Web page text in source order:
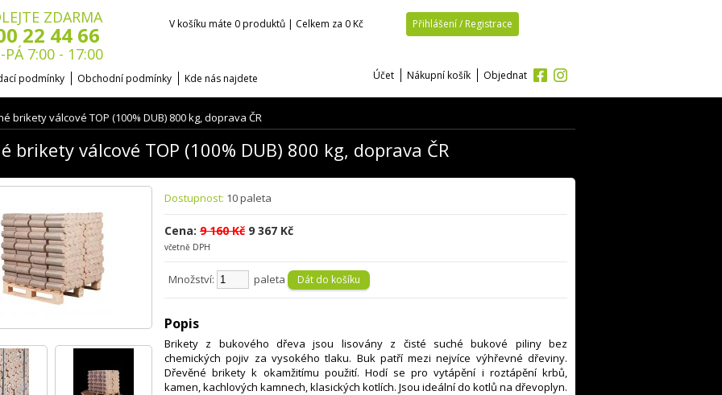
ZDARMA
22 44 66
PÁ 7:00 - 17:00
V košíku máte 0 produktů | Celkem za 0 Kč Přihlášení / Registrace
podmínky Obchodní podmínky Kde nás najdete Účet Nákupní košík Objednat
brikety válcové TOP (100% DUB) 800 kg, doprava ČR
brikety válcové TOP (100% DUB) 800 kg, doprava ČR
Dostupnost: 10 paleta
Cena: 9 160 Kč 9 367 Kč
včetně DPH
Množství: paleta
Popis
Brikety z bukového dřeva jsou lisovány z čisté suché bukové piliny bez
chemických pojiv za vysokého tlaku. Buk patří mezi nejvíce výhřevné dřeviny.
Dřevěné brikety k okamžitímu použití. Hodí se pro vytápění i roztápění krbů,
kamen, kachlových kamnech, klasických kotlích. Jsou ideální do kotlů na dřevoplyn.